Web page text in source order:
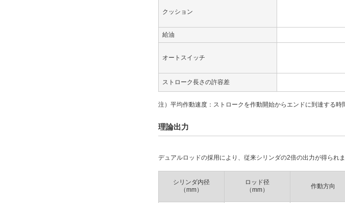
クッション
給油
オートスイッチ
ストローク長さの許容差
注）平均作動速度：ストロークを作動開始からエンドに到達する時
理論出力
デュアルロッドの採用により、従来シリンダの2倍の出力が得られま
シリンダ内径
（mm）
ロッド径
（mm）
作動方向